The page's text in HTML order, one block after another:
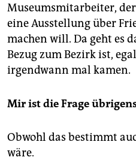
Museumsmitarbeiter,
eine Ausstellung über
machen will. Da geht es
Bezug zum Bezirk ist,
irgendwann mal kamen.
Mir ist die Frage
Obwohl das bestimmt
wäre.